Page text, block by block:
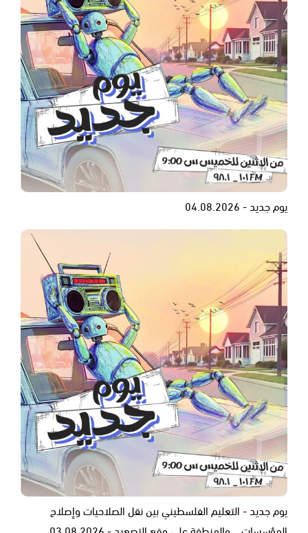
يوم جديد - 04.08.2026
يوم جديد - التعليم الفلسطيني بين نقل الصلاحيات وإصلاح